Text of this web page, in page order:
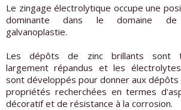
Le zingage électrolytique occupe une
dominante dans le domaine
galvanoplastie.
Les dépôts de zinc brillants sont
largement répandus et les
sont développés pour donner aux dépôts
propriétés recherchées en termes
décoratif et de résistance à la corrosion.